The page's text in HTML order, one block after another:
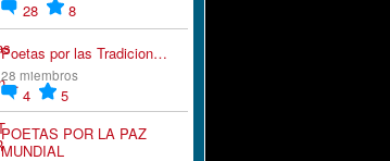
28 8
Poetas por las Tradicion…
28 miembros
4
5
POETAS POR LA PAZ
MUNDIAL